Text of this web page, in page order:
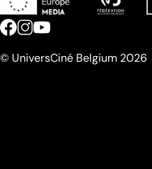
© UniversCiné Belgium 2026